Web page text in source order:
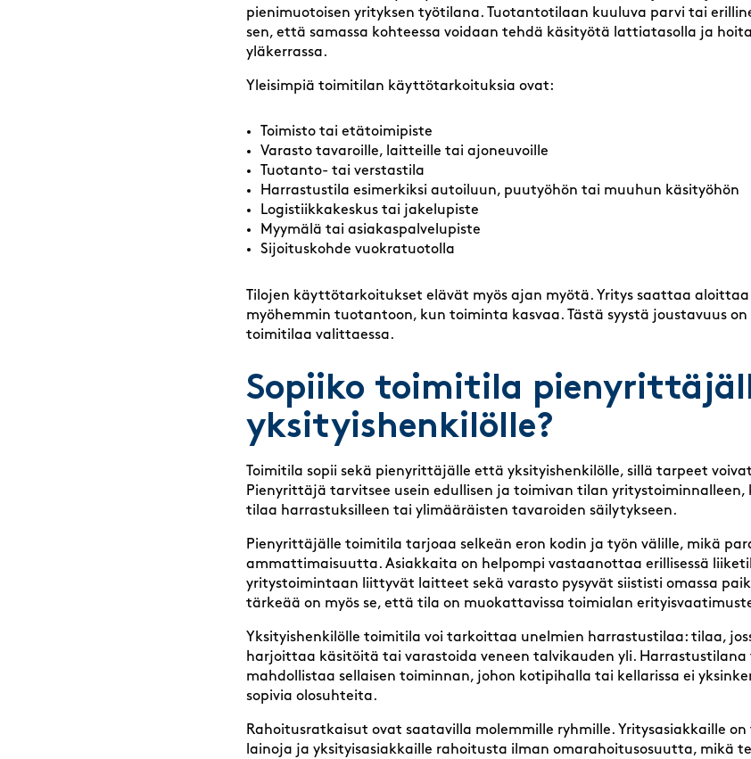
pienimuotoisen yrityksen työtilana. Tuotantotilaan kuuluva parvi tai
sen, että samassa kohteessa voidaan tehdä käsityötä lattiatasolla ja
yläkerrassa.
Yleisimpiä toimitilan käyttötarkoituksia ovat:
Toimisto tai etätoimipiste
Varasto tavaroille, laitteille tai ajoneuvoille
Tuotanto- tai verstastila
Harrastustila esimerkiksi autoiluun, puutyöhön tai muuhun käsityöhön
Logistiikkakeskus tai jakelupiste
Myymälä tai asiakaspalvelupiste
Sijoituskohde vuokratuotolla
Tilojen käyttötarkoitukset elävät myös ajan myötä. Yritys saattaa
myöhemmin tuotantoon, kun toiminta kasvaa. Tästä syystä joustavuus
toimitilaa valittaessa.
Sopiiko toimitila
yksityishenkilölle?
Toimitila sopii sekä pienyrittäjälle että yksityishenkilölle, sillä tarpeet
Pienyrittäjä tarvitsee usein edullisen ja toimivan tilan yritystoiminnalleen,
tilaa harrastuksilleen tai ylimääräisten tavaroiden säilytykseen.
Pienyrittäjälle toimitila tarjoaa selkeän eron kodin ja työn välille, mikä
ammattimaisuutta. Asiakkaita on helpompi vastaanottaa erillisessä
yritystoimintaan liittyvät laitteet sekä varasto pysyvät siististi omassa
tärkeää on myös se, että tila on muokattavissa toimialan
Yksityishenkilölle toimitila voi tarkoittaa unelmien harrastustilaa: tilaa,
harjoittaa käsitöitä tai varastoida veneen talvikauden yli.
mahdollistaa sellaisen toiminnan, johon kotipihalla tai kellarissa ei
sopivia olosuhteita.
Rahoitusratkaisut ovat saatavilla molemmille ryhmille. Yritysasiakkaille
lainoja ja yksityisasiakkaille rahoitusta ilman omarahoitusosuutta, mikä